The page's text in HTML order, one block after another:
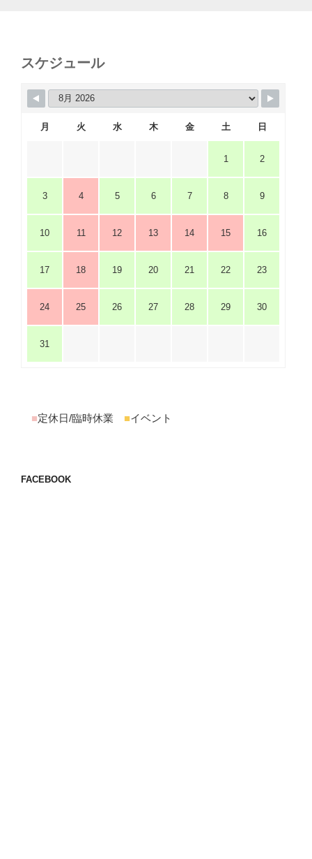
スケジュール
月 火 水 木 金 土 日
1 2
3 4 5 6 7 8 9
10 11 12 13 14 15 16
17 18 19 20 21 22 23
24 25 26 27 28 29 30
31
■定休日/臨時休業 ■イベント
FACEBOOK